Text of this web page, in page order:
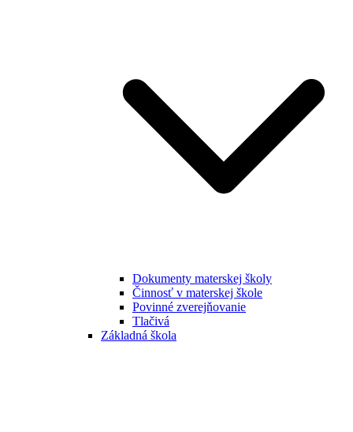
Dokumenty materskej školy
Činnosť v materskej škole
Povinné zverejňovanie
Tlačivá
Základná škola